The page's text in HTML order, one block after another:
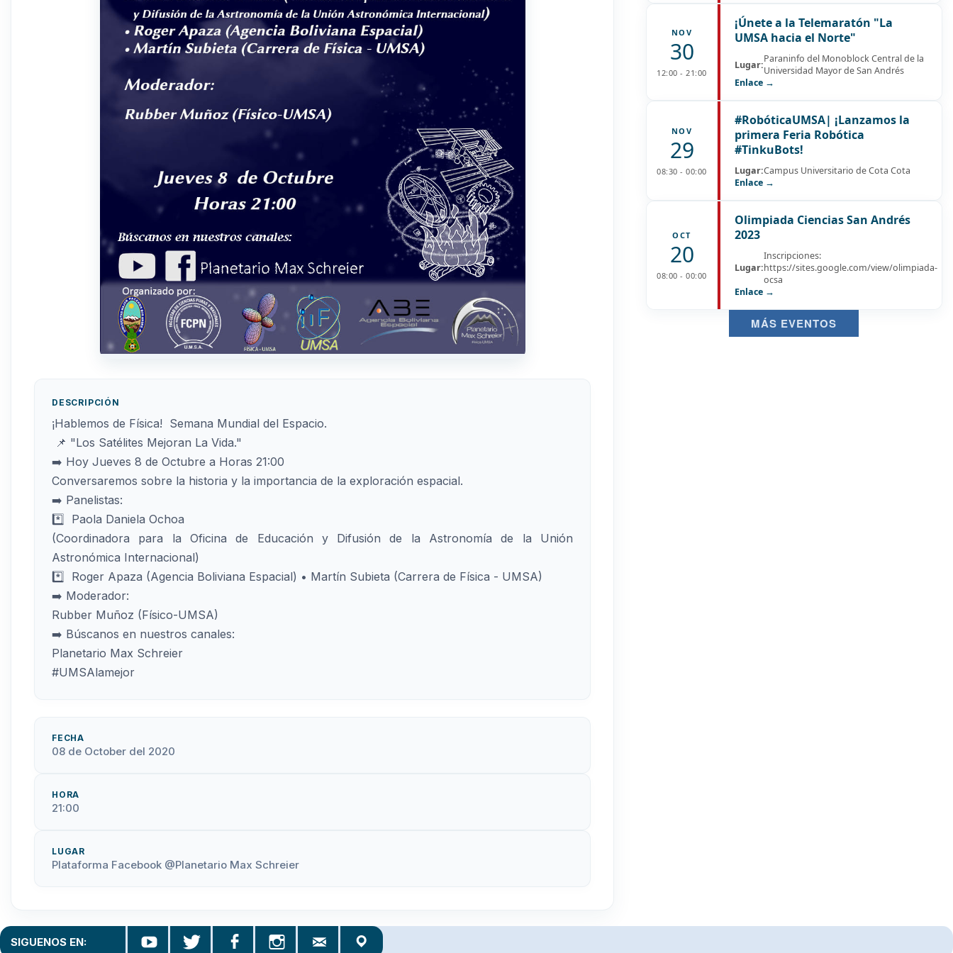
DESCRIPCIÓN
¡Hablemos de Física! Semana Mundial del Espacio.
📌 "Los Satélites Mejoran La Vida."
➡️ Hoy Jueves 8 de Octubre a Horas 21:00
Conversaremos sobre la historia y la importancia de la exploración espacial.
➡️ Panelistas:
*️⃣ Paola Daniela Ochoa
(Coordinadora para la Oficina de Educación y Difusión de la Astronomía de la Unión
Astronómica Internacional)
*️⃣ Roger Apaza (Agencia Boliviana Espacial) • Martín Subieta (Carrera de Física - UMSA)
➡️ Moderador:
Rubber Muñoz (Físico-UMSA)
➡️ Búscanos en nuestros canales:
Planetario Max Schreier
#UMSAlamejor
FECHA
08 de October del 2020
HORA
21:00
LUGAR
Plataforma Facebook @Planetario Max Schreier
NOV
30
12:00 - 21:00
¡Únete a la Telemaratón "La
UMSA hacia el Norte"
Lugar:Paraninfo del Monoblock Central de la
Universidad Mayor de San Andrés
Enlace →
NOV
29
08:30 - 00:00
#RobóticaUMSA| ¡Lanzamos la
primera Feria Robótica
#TinkuBots!
Lugar:Campus Universitario de Cota Cota
Enlace →
OCT
20
08:00 - 00:00
Olimpiada Ciencias San Andrés
2023
Lugar:
Inscripciones:
https://sites.google.com/view/olimpiada-
ocsa
Enlace →
MÁS EVENTOS
SIGUENOS EN: